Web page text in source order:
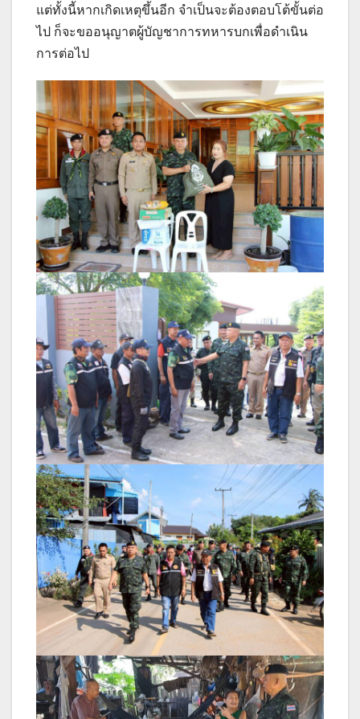
แต่ทั้งนี้หากเกิดเหตุขึ้นอีก จำเป็นจะต้องตอบโต้ขั้นต่อ
ไป ก็จะขออนุญาตผู้บัญชาการทหารบกเพื่อดำเนิน
การต่อไป